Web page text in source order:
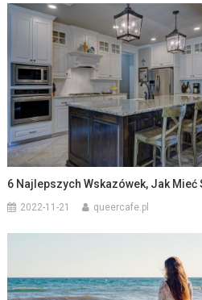
6 Najlepszych Wskazówek, Jak Mieć
2022-11-21 queercafe.pl